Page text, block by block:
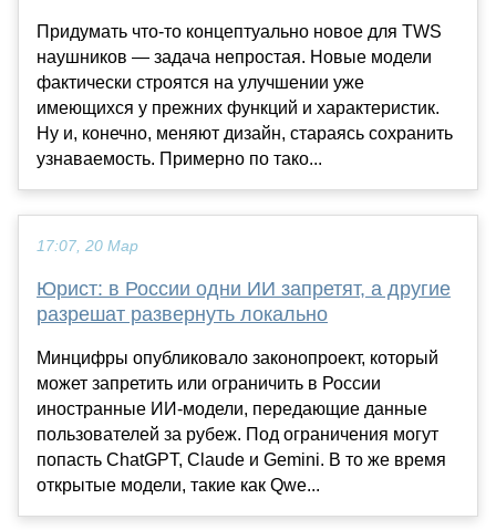
Придумать что-то концептуально новое для TWS
наушников — задача непростая. Новые модели
фактически строятся на улучшении уже
имеющихся у прежних функций и характеристик.
Ну и, конечно, меняют дизайн, стараясь сохранить
узнаваемость. Примерно по тако...
17:07, 20 Мар
Юрист: в России одни ИИ запретят, а другие
разрешат развернуть локально
Минцифры опубликовало законопроект, который
может запретить или ограничить в России
иностранные ИИ-модели, передающие данные
пользователей за рубеж. Под ограничения могут
попасть ChatGPT, Claude и Gemini. В то же время
открытые модели, такие как Qwe...